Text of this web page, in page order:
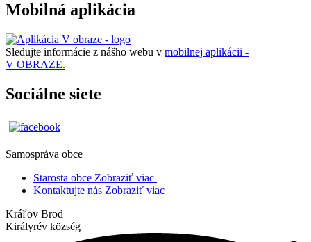
Mobilná aplikácia
Sledujte informácie z nášho webu v mobilnej aplikácii -
V OBRAZE.
Sociálne siete
Samospráva obce
Starosta obce Zobraziť viac
Kontaktujte nás Zobraziť viac
Kráľov Brod
Királyrév község